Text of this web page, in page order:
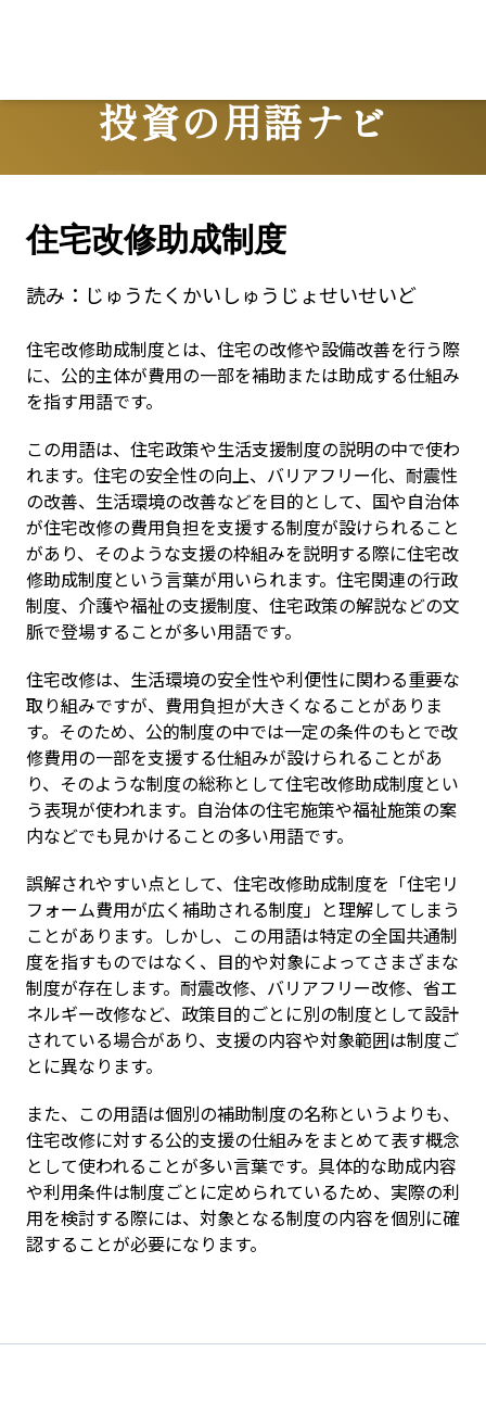
投資の用語ナビ
Terms
住宅改修助成制度
読み： じゅうたくかいしゅうじょせいせいど
住宅改修助成制度とは、住宅の改修や設備改善を行う際
に、公的主体が費用の一部を補助または助成する仕組み
を指す用語です。
この用語は、住宅政策や生活支援制度の説明の中で使わ
れます。住宅の安全性の向上、バリアフリー化、耐震性
の改善、生活環境の改善などを目的として、国や自治体
が住宅改修の費用負担を支援する制度が設けられること
があり、そのような支援の枠組みを説明する際に住宅改
修助成制度という言葉が用いられます。住宅関連の行政
制度、介護や福祉の支援制度、住宅政策の解説などの文
脈で登場することが多い用語です。
住宅改修は、生活環境の安全性や利便性に関わる重要な
取り組みですが、費用負担が大きくなることがありま
す。そのため、公的制度の中では一定の条件のもとで改
修費用の一部を支援する仕組みが設けられることがあ
り、そのような制度の総称として住宅改修助成制度とい
う表現が使われます。自治体の住宅施策や福祉施策の案
内などでも見かけることの多い用語です。
誤解されやすい点として、住宅改修助成制度を「住宅リ
フォーム費用が広く補助される制度」と理解してしまう
ことがあります。しかし、この用語は特定の全国共通制
度を指すものではなく、目的や対象によってさまざまな
制度が存在します。耐震改修、バリアフリー改修、省エ
ネルギー改修など、政策目的ごとに別の制度として設計
されている場合があり、支援の内容や対象範囲は制度ご
とに異なります。
また、この用語は個別の補助制度の名称というよりも、
住宅改修に対する公的支援の仕組みをまとめて表す概念
として使われることが多い言葉です。具体的な助成内容
や利用条件は制度ごとに定められているため、実際の利
用を検討する際には、対象となる制度の内容を個別に確
認することが必要になります。